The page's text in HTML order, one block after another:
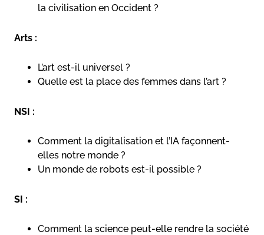
la civilisation en Occident ?
Arts :
L’art est-il universel ?
Quelle est la place des femmes dans l’art ?
NSI :
Comment la digitalisation et l’IA façonnent-
elles notre monde ?
Un monde de robots est-il possible ?
SI :
Comment la science peut-elle rendre la société